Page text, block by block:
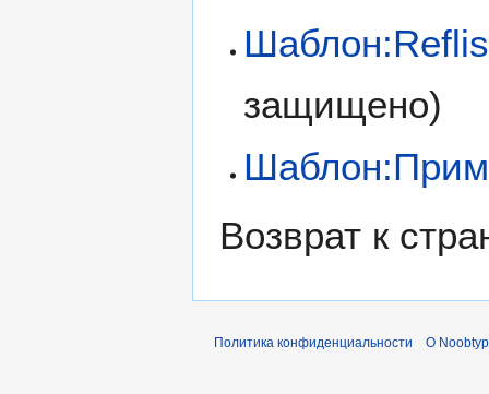
защищено)
Возврат к
Политика конфиденциальности О